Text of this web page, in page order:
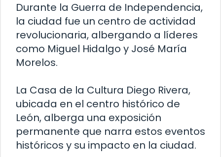
Durante la Guerra de Independencia,
la ciudad fue un centro de actividad
revolucionaria, albergando a líderes
como Miguel Hidalgo y José María
Morelos.
La Casa de la Cultura Diego Rivera,
ubicada en el centro histórico de
León, alberga una exposición
permanente que narra estos eventos
históricos y su impacto en la ciudad.